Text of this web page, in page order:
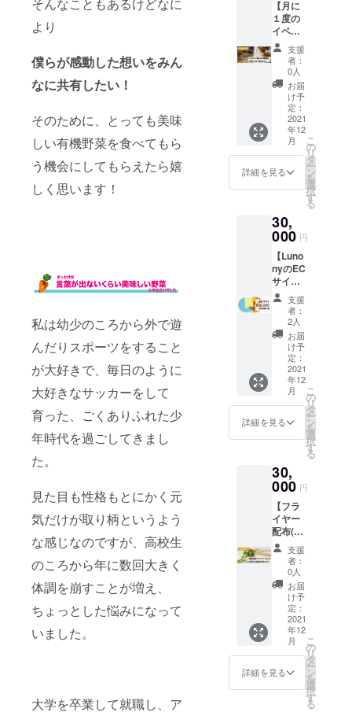
そんなこともあるけどなに
より
僕らが感動した想いをみん
なに共有したい！
そのために、とっても美味
しい有機野菜を食べてもら
う機会にしてもらえたら嬉
しく思います！
私は幼少のころから外で遊
んだりスポーツをすること
が大好きで、毎日のように
大好きなサッカーをして
育った、ごくありふれた少
年時代を過ごしてきまし
た。
見た目も性格もとにかく元
気だけが取り柄というよう
な感じなのですが、高校生
のころから年に数回大きく
体調を崩すことが増え、
ちょっとした悩みになって
いました。
大学を卒業して就職し、ア
無と掲
載希望
のお名
前をご
記入下
さい。
※特設
HPサイ
トにて
お名前
一覧を
す。(ご
希望者)
覧は順
不同で
す。 ※
本名・
ニック
ネー
ム・企
業名で
もご希
望のお
名前で
掲載い
たしま
す。 ※
お名前
は公序
良俗に
反しな
いもの
ます。
ル】+
【活動
報告
メー
ル】 ご
支援い
ただい
た方
に、心
を込め
てお礼
メール
りいた
しま
Lunony
に関す
る活動
や、今
回ご支
援いた
だく資
金の用
途につ
いての
活動報
告メー
ルをお
送りい
【希望
者はHP
を記
載】 備
考欄に
お名前
記載希
望の有
無と掲
載希望
のお名
前をご
記入下
さい。
※特設
HPサイ
トにて
お名前
一覧を
表記い
たしま
対策に
ご理解
いただ
ける方
のみご
参加を
お願い
いたし
ます。
【お礼
メー
ル】+
報告
メー
ただい
た方
に、心
を込め
てお礼
メール
をお送
りいた
しま
す。 ま
た、
Lunony
に関す
る活動
や、今
援いた
だく資
いての
活動報
告メー
ルをお
送りい
たしま
す。
【希望
者はHP
に名前
を記
載】 備
考欄に
お名前
無と掲
載希望
stores.j
p/) ※
クーポ
ンコー
ドは
メール
にてお
送りい
たしま
す。 ※
クーポ
ンの有
効期限
は2022
年12月1
す。
【お礼
ル】+
【活動
報告
メー
ル】 ご
支援い
ただい
た方
に、心
を込め
てお礼
メール
りいた
しま
Lunony
に関す
る活動
や、今
回ご支
援いた
だく資
金の用
途につ
いての
活動報
告メー
ルをお
送りい
たしま
【希望
者はHP
ます！
ショッ
プはこ
ちら
(https://
lunony.
stores.j
礼メー
ル】+
【活動
報告
メー
ル】 ご
に、心
を込め
てお礼
メール
をお送
りいた
しま
す。 ま
た、
Lunony
に関す
る活動
や、今
回ご支
援いた
だく資
金の用
告メー
ルをお
たしま
す。
【希望
者はHP
に名前
を記
載】 備
考欄に
お名前
記載希
望の有
無と掲
のお名
前をご
【月に
１度の
イベン
トでの
告知(半
年間)】
Lunony
のイベ
ントで
ご支援
いただ
いた企
業様の
告知を
いたし
ます。
シの配
布と商
品の代
理出
店】 ご
支援い
ただい
た企業
様のチ
ラシを
配布い
たしま
す。 ま
た、企
業様の
商品を
代理で
代理出
店は、
公序良
俗に反
しない
ものに
限りま
す。
支援
者：
0人
お届
け予
定：
2021
年12
月
詳細を見る
こ
の
リ
タ
ー
ン
を
選
択
す
る
30,
000 円
【Luno
nyのEC
サイト
で使え
る有機
野菜
クーポ
36,000
円分】
7月に
オープ
ンした
Lunony
のECサ
イトで
機野菜
を購入
できる
有機野
菜クー
ポンで
す。
30,000
円で
36,000
円分
(1000円
×36枚)
のクー
ポンを
用意い
たしま
支援
者：
2人
お届
け予
定：
2021
年12
月
詳細を見る
こ
の
リ
タ
ー
ン
を
選
択
す
る
30,
000 円
【フラ
イヤー
配布(商
品に同
封)】 ご
支援い
ただい
た企業
様のチ
ラシを
商品と
一緒に
同封い
たしま
す。 ※
印刷
支援
者：
0人
お届
け予
定：
2021
年12
月
詳細を見る
こ
の
リ
タ
ー
ン
を
選
択
す
る